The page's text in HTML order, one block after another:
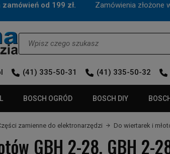
zamówień od 199 zł. Zamówienia złożone w
(41) 335-50-31 (41) 335-50-32
BOSCH OGRÓD BOSCH DIY
zamienne do elektronarzędzi Do wiertarek i
GBH 2-28, GBH 2-